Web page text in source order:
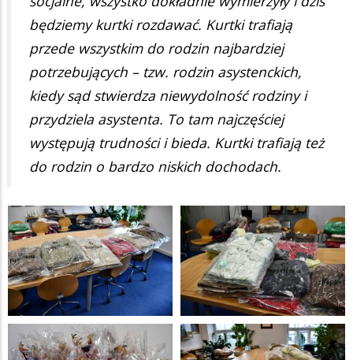
będziemy kurtki rozdawać. Kurtki trafiają
przede wszystkim do rodzin najbardziej
potrzebujących – tzw. rodzin asystenckich,
kiedy sąd stwierdza niewydolność rodziny i
przydziela asystenta. To tam najczęściej
występują trudności i bieda. Kurtki trafiają też
do rodzin o bardzo niskich dochodach.